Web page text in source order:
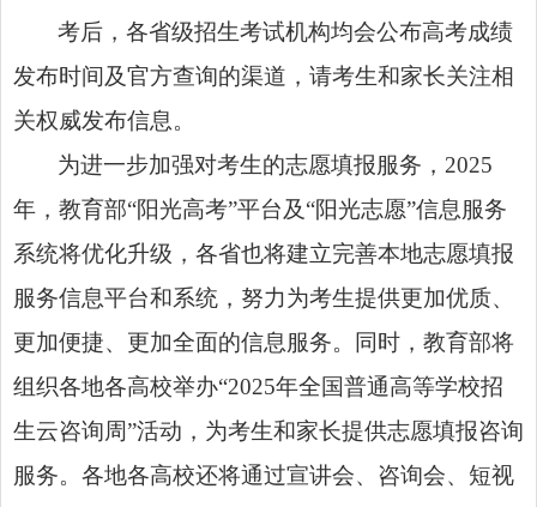
考后，各省级招生考试机构均会公布高考成绩
发布时间及官方查询的渠道，请考生和家长关注相
关权威发布信息。
为进一步加强对考生的志愿填报服务，2025
年，教育部“阳光高考”平台及“阳光志愿”信息服务
系统将优化升级，各省也将建立完善本地志愿填报
服务信息平台和系统，努力为考生提供更加优质、
更加便捷、更加全面的信息服务。同时，教育部将
组织各地各高校举办“2025年全国普通高等学校招
生云咨询周”活动，为考生和家长提供志愿填报咨询
服务。各地各高校还将通过宣讲会、咨询会、短视